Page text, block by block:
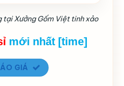
tại Xưởng Gốm Việt tinh xảo
mới nhất [time]
GIÁ